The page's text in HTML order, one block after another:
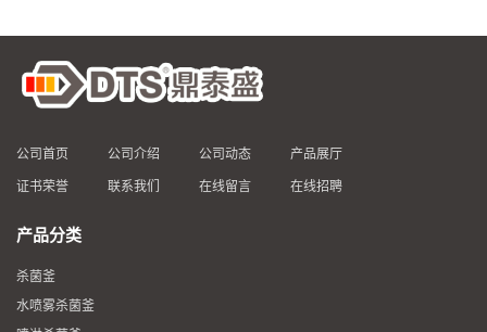
公司首页 公司介绍 公司动态 产品展厅
证书荣誉 联系我们 在线留言 在线招聘
产品分类
杀菌釜
水喷雾杀菌釜